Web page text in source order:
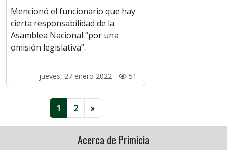
Mencionó el funcionario que hay
cierta responsabilidad de la
Asamblea Nacional “por una
omisión legislativa”.
jueves, 27 enero 2022 - 51
1 2 »
Acerca de Primicia